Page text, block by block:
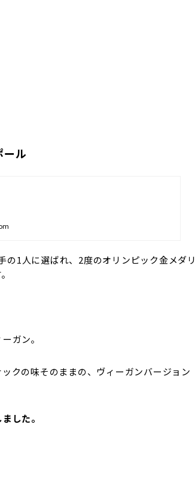
ール
1人に選ばれ、2度のオリンピック金メダリ
ガン。
クの味そのままの、ヴィーガンバージョン
した。